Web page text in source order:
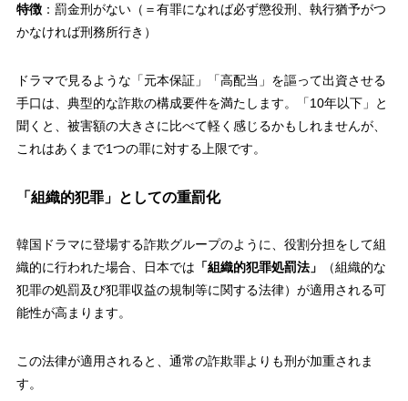
特徴：罰金刑がない（＝有罪になれば必ず懲役刑、執行猶予がつ
かなければ刑務所行き）
ドラマで見るような「元本保証」「高配当」を謳って出資させる
手口は、典型的な詐欺の構成要件を満たします。「10年以下」と
聞くと、被害額の大きさに比べて軽く感じるかもしれませんが、
これはあくまで1つの罪に対する上限です。
「組織的犯罪」としての重罰化
韓国ドラマに登場する詐欺グループのように、役割分担をして組
織的に行われた場合、日本では 「組織的犯罪処罰法」
（組織的な
犯罪の処罰及び犯罪収益の規制等に関する法律）が適用される可
能性が高まります。
この法律が適用されると、通常の詐欺罪よりも刑が加重されま
す。